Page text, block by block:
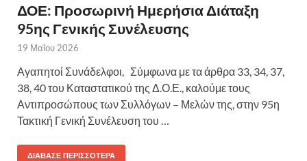
ΔΟΕ: Προσωρινή Ημερήσια Διάταξη
95ης Γενικής Συνέλευσης
19 Μαΐου 2026
Αγαπητοί Συνάδελφοι, Σύμφωνα με τα άρθρα 33, 34, 37,
38, 40 του Καταστατικού της Δ.Ο.Ε., καλούμε τους
Αντιπροσώπους των Συλλόγων – Μελών της, στην 95η
Τακτική Γενική Συνέλευση του …
ΔΙΆΒΑΣΕ ΠΕΡΙΣΣΌΤΕΡΑ